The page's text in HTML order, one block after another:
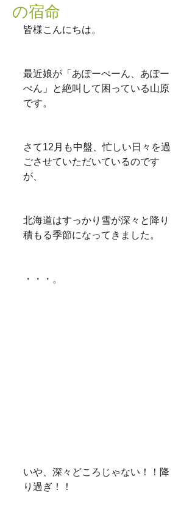
の宿命
皆様こんにちは。
最近娘が「あぽーぺーん、あぽー
ぺん」と絶叫して困っている山原
です。
さて12月も中盤、忙しい日々を過
ごさせていただいているのです
が、
北海道はすっかり雪が深々と降り
積もる季節になってきました。
・・・。
いや、深々どころじゃない！！降
り過ぎ！！